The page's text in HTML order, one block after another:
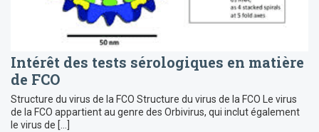
Intérêt des tests sérologiques en matière
de FCO
Structure du virus de la FCO Structure du virus de la FCO Le virus
de la FCO appartient au genre des Orbivirus, qui inclut également
le virus de […]